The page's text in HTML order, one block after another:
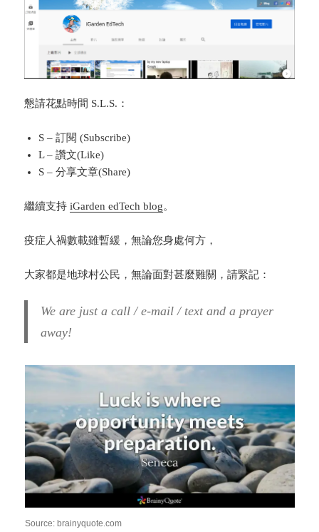
懇請花點時間 S.L.S.：
S – 訂閱 (Subscribe)
L – 讚文(Like)
S – 分享文章(Share)
繼續支持iGarden edTech blog。
疫症人禍數載雖暫緩，無論您身處何方，
大家都是地球村公民，無論面對甚麼難關，請緊記：
We are just a call / e-mail / text and a prayer
away!
Source: brainyquote.com